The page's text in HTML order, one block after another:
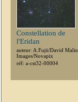
Constellation de
l'Eridan
auteur: A.Fujii/David Malin
Images/Novapix
réf: a-cst32-00004